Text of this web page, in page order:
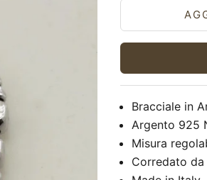
Bracciale in
Argento 925
Misura
Corredato